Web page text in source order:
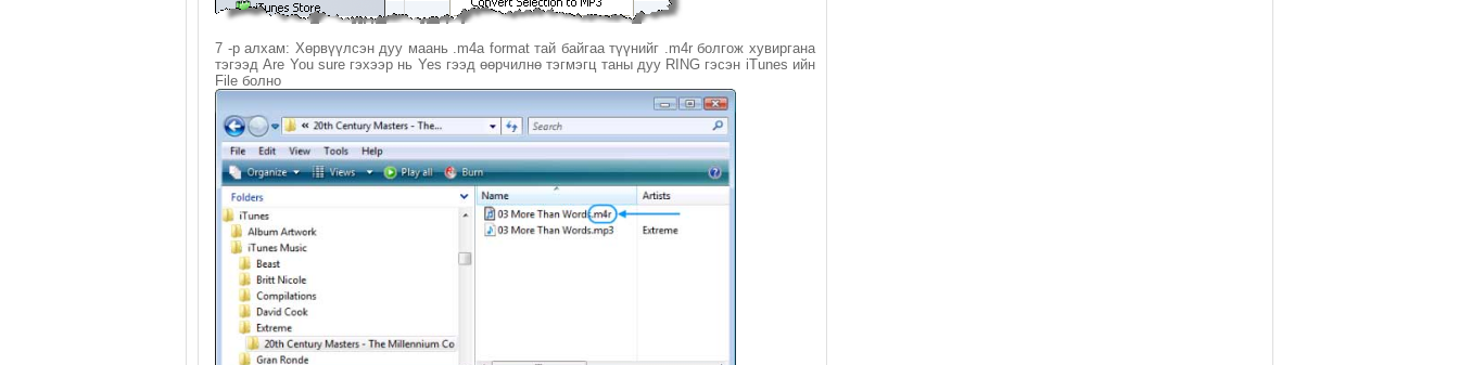
7 -р алхам: Хөрвүүлсэн дуу маань .m4a format тай байгаа түүнийг .m4r болгож хувиргана
тэгээд Are You sure гэхээр нь Yes гээд өөрчилнө тэгмэгц таны дуу RING гэсэн iTunes ийн
File болно